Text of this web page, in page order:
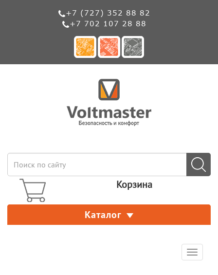
+7 (727) 352 88 82
+7 702 107 28 88
Корзина
Каталог
Toggle